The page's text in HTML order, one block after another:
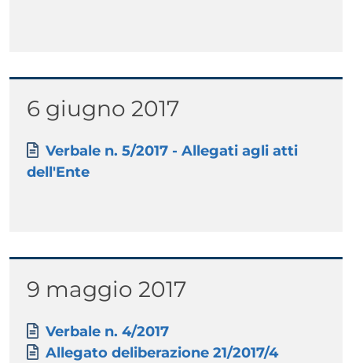
Titolo
6 giugno 2017
Paragrafo
Allegati
Documento
Verbale n. 5/2017 - Allegati agli atti
dell'Ente
Titolo
9 maggio 2017
Paragrafo
Allegati
Documento
Verbale n. 4/2017
Documento
Allegato deliberazione 21/2017/4